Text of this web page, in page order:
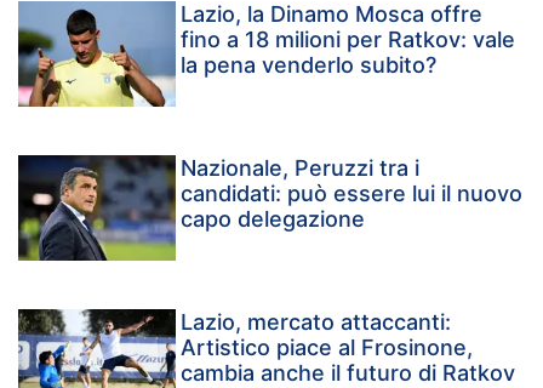
Lazio, la Dinamo Mosca offre
fino a 18 milioni per Ratkov: vale
la pena venderlo subito?
Nazionale, Peruzzi tra i
candidati: può essere lui il nuovo
capo delegazione
Lazio, mercato attaccanti:
Artistico piace al Frosinone,
cambia anche il futuro di Ratkov